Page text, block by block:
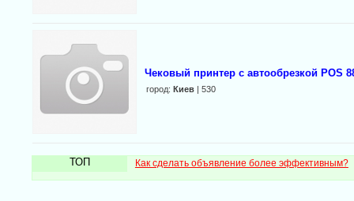
Чековый принтер с автообрезкой POS
город: Киев| 530
ТОП Как сделать объявление более эффективным?